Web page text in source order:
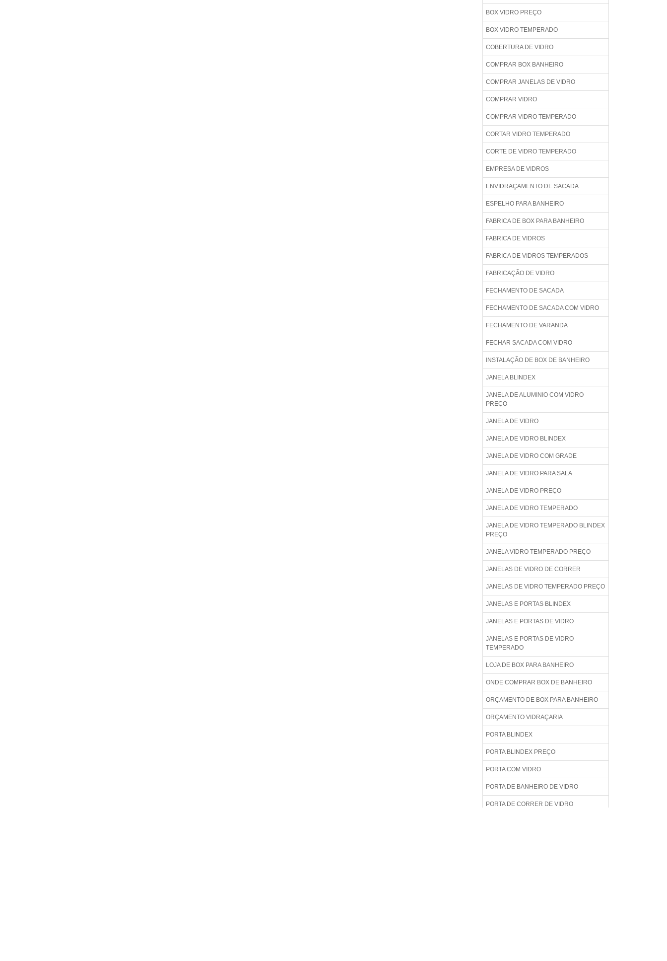
BOX VIDRO PREÇO
BOX VIDRO TEMPERADO
COBERTURA DE VIDRO
COMPRAR BOX BANHEIRO
COMPRAR JANELAS DE VIDRO
COMPRAR VIDRO
COMPRAR VIDRO TEMPERADO
CORTAR VIDRO TEMPERADO
CORTE DE VIDRO TEMPERADO
EMPRESA DE VIDROS
ENVIDRAÇAMENTO DE SACADA
ESPELHO PARA BANHEIRO
FABRICA DE BOX PARA BANHEIRO
FABRICA DE VIDROS
FABRICA DE VIDROS TEMPERADOS
FABRICAÇÃO DE VIDRO
FECHAMENTO DE SACADA
FECHAMENTO DE SACADA COM VIDRO
FECHAMENTO DE VARANDA
FECHAR SACADA COM VIDRO
INSTALAÇÃO DE BOX DE BANHEIRO
JANELA BLINDEX
JANELA DE ALUMINIO COM VIDRO
PREÇO
JANELA DE VIDRO
JANELA DE VIDRO BLINDEX
JANELA DE VIDRO COM GRADE
JANELA DE VIDRO PARA SALA
JANELA DE VIDRO PREÇO
JANELA DE VIDRO TEMPERADO
JANELA DE VIDRO TEMPERADO BLINDEX
PREÇO
JANELA VIDRO TEMPERADO PREÇO
JANELAS DE VIDRO DE CORRER
JANELAS DE VIDRO TEMPERADO PREÇO
JANELAS E PORTAS BLINDEX
JANELAS E PORTAS DE VIDRO
JANELAS E PORTAS DE VIDRO
TEMPERADO
LOJA DE BOX PARA BANHEIRO
ONDE COMPRAR BOX DE BANHEIRO
ORÇAMENTO DE BOX PARA BANHEIRO
ORÇAMENTO VIDRAÇARIA
PORTA BLINDEX
PORTA BLINDEX PREÇO
PORTA COM VIDRO
PORTA DE BANHEIRO DE VIDRO
PORTA DE CORRER DE VIDRO